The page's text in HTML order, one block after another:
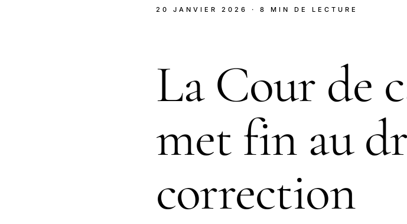
20 JANVIER 2026 · 8 MIN DE LECTURE
La Cour de
met fin au
correction